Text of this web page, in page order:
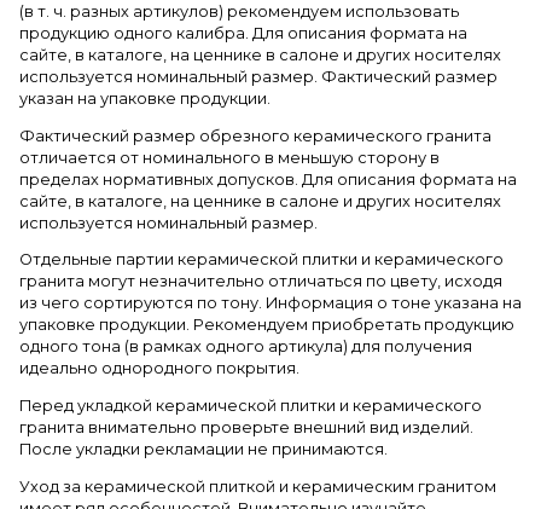
(в т. ч. разных артикулов) рекомендуем использовать
продукцию одного калибра. Для описания формата на
сайте, в каталоге, на ценнике в салоне и других носителях
используется номинальный размер. Фактический размер
указан на упаковке продукции.
Фактический размер обрезного керамического гранита
отличается от номинального в меньшую сторону в
пределах нормативных допусков. Для описания формата на
сайте, в каталоге, на ценнике в салоне и других носителях
используется номинальный размер.
Отдельные партии керамической плитки и керамического
гранита могут незначительно отличаться по цвету, исходя
из чего сортируются по тону. Информация о тоне указана на
упаковке продукции. Рекомендуем приобретать продукцию
одного тона (в рамках одного артикула) для получения
идеально однородного покрытия.
Перед укладкой керамической плитки и керамического
гранита внимательно проверьте внешний вид изделий.
После укладки рекламации не принимаются.
Уход за керамической плиткой и керамическим гранитом